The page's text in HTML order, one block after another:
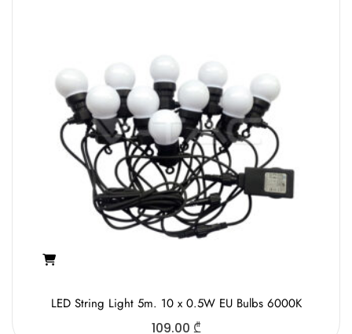
LED String Light 5m. 10 x 0.5W EU Bulbs 6000K
109.00 ₾